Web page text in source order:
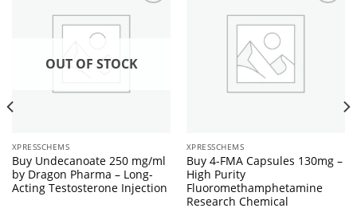
OUT OF STOCK
XPRESSCHEMS
Buy Undecanoate 250 mg/ml
by Dragon Pharma – Long-
Acting Testosterone Injection
XPRESSCHEMS
Buy 4-FMA Capsules 130mg –
High Purity
Fluoromethamphetamine
Research Chemical